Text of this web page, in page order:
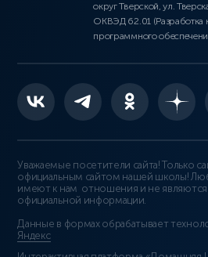
округ Тверской, ул.
ОКВЭД 62.01 (Разработка
программного
Уважаемые посетители сайта! Только
официальным сайтом нашей школы!
имеют к нам отношения и не
официальной информации.
Данные в формах обрабатывает
Яндекс